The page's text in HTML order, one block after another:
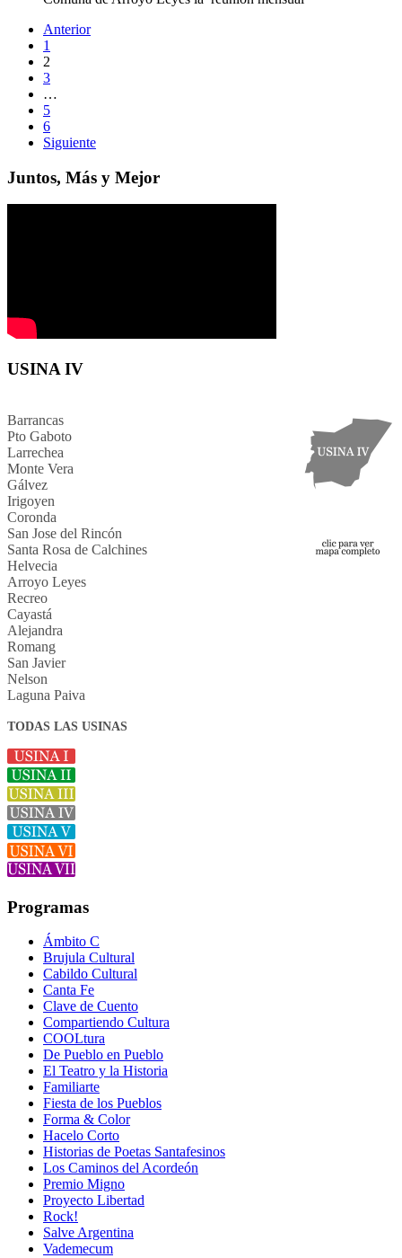
Anterior
1
2
3
…
5
6
Siguiente
Juntos, Más y Mejor
USINA IV
Barrancas
Pto Gaboto
Larrechea
Monte Vera
Gálvez
Irigoyen
Coronda
San Jose del Rincón
Santa Rosa de Calchines
Helvecia
Arroyo Leyes
Recreo
Cayastá
Alejandra
Romang
San Javier
Nelson
Laguna Paiva
TODAS LAS USINAS
Programas
Ámbito C
Brujula Cultural
Cabildo Cultural
Canta Fe
Clave de Cuento
Compartiendo Cultura
COOLtura
De Pueblo en Pueblo
El Teatro y la Historia
Familiarte
Fiesta de los Pueblos
Forma & Color
Hacelo Corto
Historias de Poetas Santafesinos
Los Caminos del Acordeón
Premio Migno
Proyecto Libertad
Rock!
Salve Argentina
Vademecum